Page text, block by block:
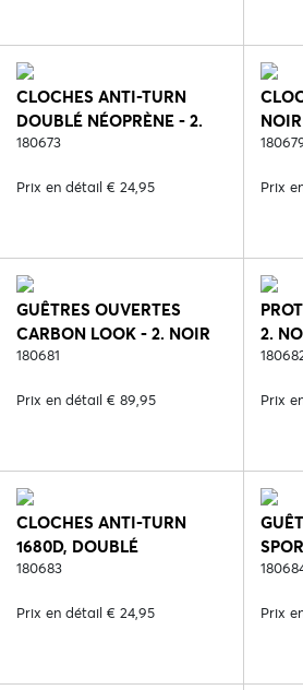
CLOCHES ANTI-TURN
DOUBLÉ NÉOPRÈNE - 2.
NOIR
180673
Prix en détail € 24,95
NOIR
Prix
GUÊTRES OUVERTES
CARBON LOOK - 2. NOIR
180681
Prix en détail € 89,95
2.
Prix
CLOCHES ANTI-TURN
1680D, DOUBLÉ
NÉOPRÈNE - 2. NOIR
180683
Prix en détail € 24,95 Prix